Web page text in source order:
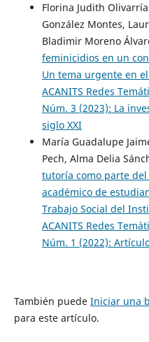
Florina Judith
González Montes,
Bladimir Moreno
feminicidios en un
Un tema urgente en
ACANITS Redes
Núm. 3 (2023): La
siglo XXI
María Guadalupe
Pech, Alma Delia
tutoría como parte
académico de
Trabajo Social del
ACANITS Redes
Núm. 1 (2022):
También puede Iniciar una
para este artículo.